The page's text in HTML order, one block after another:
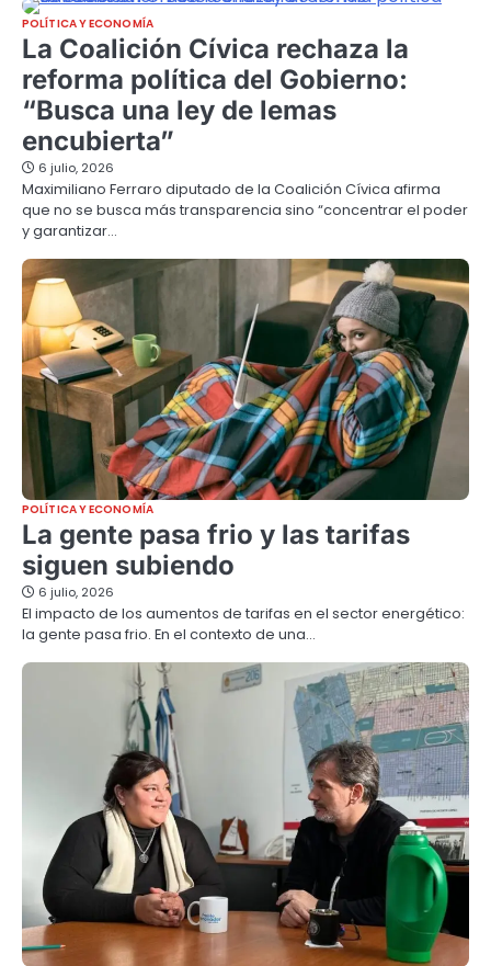
POLÍTICA Y ECONOMÍA
La Coalición Cívica rechaza la
reforma política del Gobierno:
“Busca una ley de lemas
encubierta”
6 julio, 2026
Maximiliano Ferraro diputado de la Coalición Cívica afirma
que no se busca más transparencia sino “concentrar el poder
y garantizar…
POLÍTICA Y ECONOMÍA
La gente pasa frio y las tarifas
siguen subiendo
6 julio, 2026
El impacto de los aumentos de tarifas en el sector energético:
la gente pasa frio. En el contexto de una…